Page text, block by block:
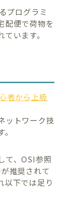
プログラミ
配便で荷物を
います。
者から上級
ットワーク技
て、OSI参照
推奨されて
以下では足り